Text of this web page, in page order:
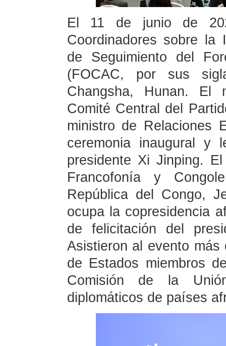
El 11 de junio de
Coordinadores sobre la
de Seguimiento del
(FOCAC, por sus
Changsha, Hunan. El
Comité Central del
ministro de Relaciones
ceremonia inaugural y
presidente Xi Jinping.
Francofonía y
República del Congo,
ocupa la copresidencia
de felicitación del
Asistieron al evento
de Estados miembros
Comisión de la
diplomáticos de países